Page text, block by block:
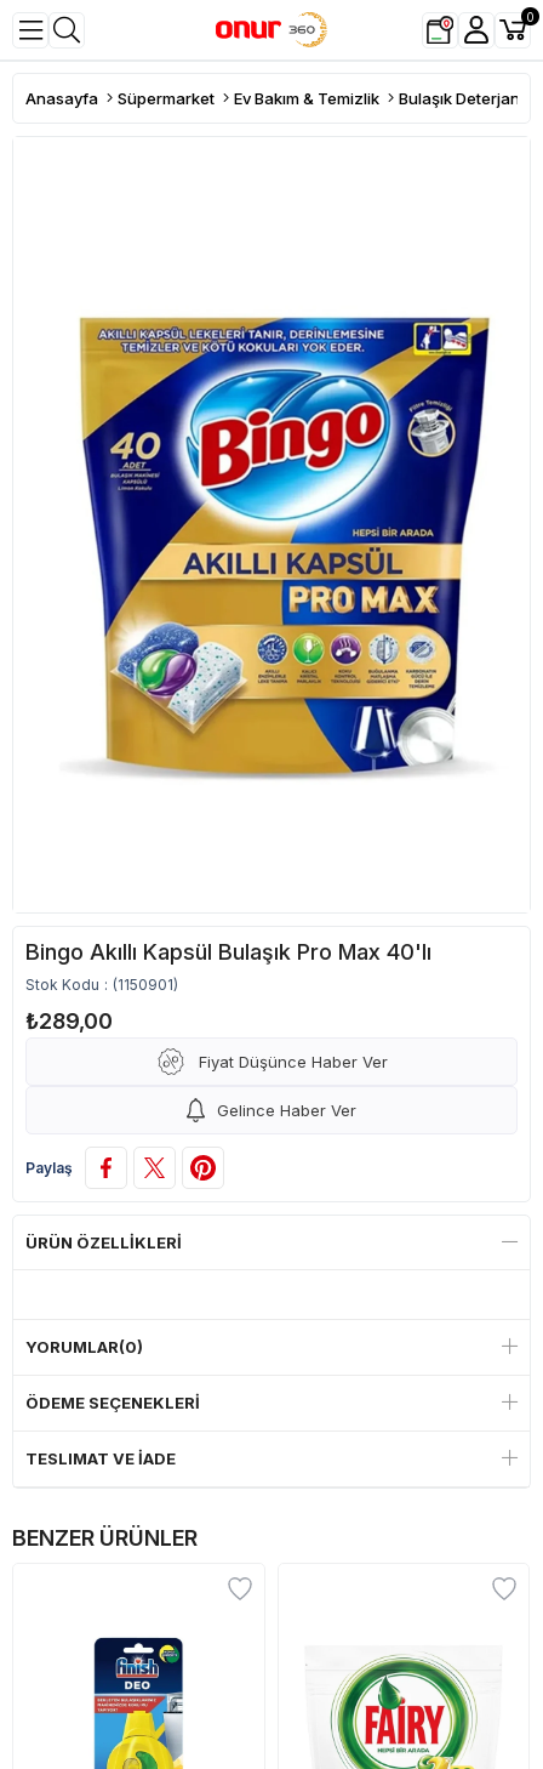
0
Anasayfa Süpermarket Ev Bakım & Temizlik Bulaşık Deterjanı
Bingo Akıllı Kapsül Bulaşık Pro Max 40'lı
Stok Kodu (1150901)
₺289,00
Fiyat Düşünce Haber Ver
Gelince Haber Ver
Paylaş
ÜRÜN ÖZELLIKLERI
YORUMLAR(0)
ÖDEME SEÇENEKLERI
TESLIMAT VE İADE
BENZER ÜRÜNLER